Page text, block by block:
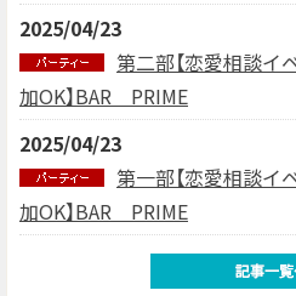
2025/04/23
第二部【恋愛相談イ
加OK】BAR PRIME
2025/04/23
第一部【恋愛相談イ
加OK】BAR PRIME